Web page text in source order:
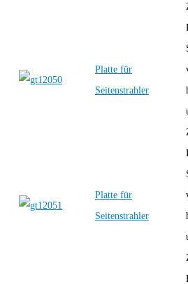
Platte für
Seitenstrahler
Platte für
Seitenstrahler